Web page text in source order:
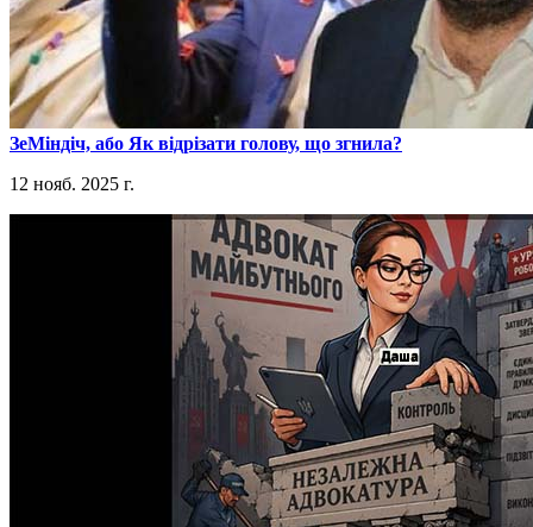
​ЗеМіндіч, або Як відрізати голову, що згнила?
12 нояб. 2025 г.